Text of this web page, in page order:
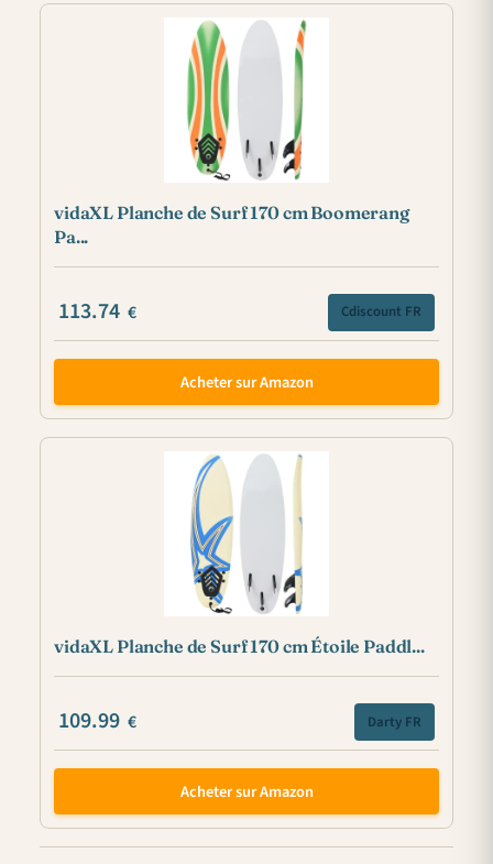
vidaXL Planche de Surf 170 cm Boomerang
Pa...
113.74 € Cdiscount FR
Acheter sur Amazon
vidaXL Planche de Surf 170 cm Étoile Paddl...
109.99 € Darty FR
Acheter sur Amazon